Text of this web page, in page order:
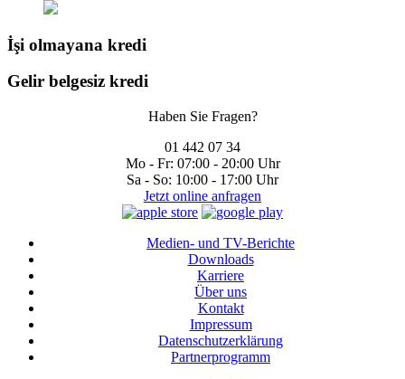
İşi olmayana kredi
Gelir belgesiz kredi
Haben Sie Fragen?
01 442 07 34
Mo - Fr: 07:00 - 20:00 Uhr
Sa - So: 10:00 - 17:00 Uhr
Jetzt online anfragen
Medien- und TV-Berichte
Downloads
Karriere
Über uns
Kontakt
Impressum
Datenschutzerklärung
Partnerprogramm